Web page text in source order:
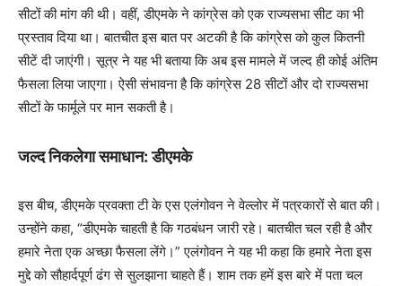
सीटों की मांग की थी। वहीं, डीएमके ने कांग्रेस को एक राज्यसभा सीट का भी
प्रस्ताव दिया था। बातचीत इस बात पर अटकी है कि कांग्रेस को कुल कितनी
सीटें दी जाएंगी। सूत्र ने यह भी बताया कि अब इस मामले में जल्द ही कोई अंतिम
फैसला लिया जाएगा। ऐसी संभावना है कि कांग्रेस 28 सीटों और दो राज्यसभा
सीटों के फार्मूले पर मान सकती है।
जल्द निकलेगा समाधान: डीएमके
इस बीच, डीएमके प्रवक्ता टी के एस एलंगोवन ने वेल्लोर में पत्रकारों से बात की।
उन्होंने कहा, “डीएमके चाहती है कि गठबंधन जारी रहे। बातचीत चल रही है और
हमारे नेता एक अच्छा फैसला लेंगे।” एलंगोवन ने यह भी कहा कि हमारे नेता इस
मुद्दे को सौहार्दपूर्ण ढंग से सुलझाना चाहते हैं। शाम तक हमें इस बारे में पता चल